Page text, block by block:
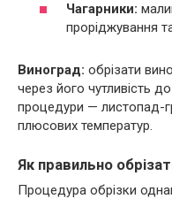
Чагарники:
проріджування
Виноград: обрізати
через його чутливість
процедури — листопад-
плюсових температур.
Як правильно
Процедура обрізки